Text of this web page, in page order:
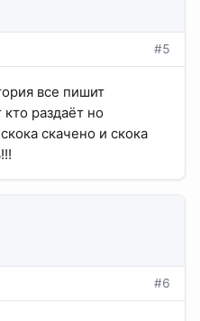
#5
все пишит
раздаёт но
скачено и скока
#6